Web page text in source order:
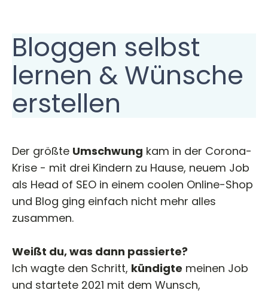
Bloggen selbst
lernen & Wünsche
erstellen
Der größte Umschwung kam in der Corona-
Krise - mit drei Kindern zu Hause, neuem Job
als Head of SEO in einem coolen Online-Shop
und Blog ging einfach nicht mehr alles
zusammen.
Weißt du, was dann passierte?
Ich wagte den Schritt, kündigte meinen Job
und startete 2021 mit dem Wunsch,